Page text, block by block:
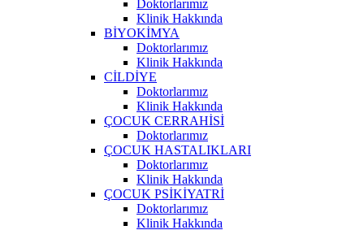
Doktorlarımız
Klinik Hakkında
BİYOKİMYA
Doktorlarımız
Klinik Hakkında
CİLDİYE
Doktorlarımız
Klinik Hakkında
ÇOCUK CERRAHİSİ
Doktorlarımız
ÇOCUK HASTALIKLARI
Doktorlarımız
Klinik Hakkında
ÇOCUK PSİKİYATRİ
Doktorlarımız
Klinik Hakkında